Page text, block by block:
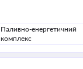
Паливно-енергетичний
комплекс